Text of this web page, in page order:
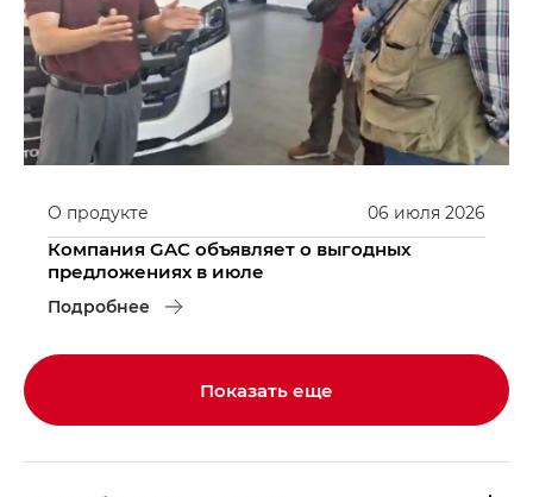
06 июля 2026
О продукте
Компания GAC объявляет о выгодных
предложениях в июле
Подробнее
Показать еще